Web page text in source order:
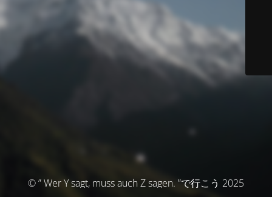
© ” Wer Y sagt, muss auch Z sagen. ”で行こう 2025